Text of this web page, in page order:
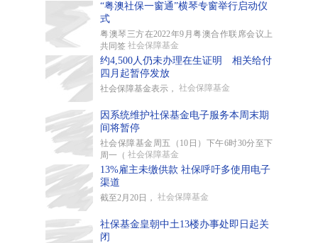
“粤澳社保一窗通”横琴专窗举行启动仪
式
粤澳琴三方在2022年9月粤澳合作联席会议上
共同签 社会保障基金
约4,500人仍未办理在生证明 相关给付
四月起暂停发放
社会保障基金表示， 社会保障基金
因系统维护社保基金电子服务本周末期
间将暂停
社会保障基金周五（10日）下午6时30分至下
周一（ 社会保障基金
13%雇主未缴供款 社保呼吁多使用电子
渠道
截至2月20日， 社会保障基金
社保基金皇朝中土13楼办事处即日起关
闭